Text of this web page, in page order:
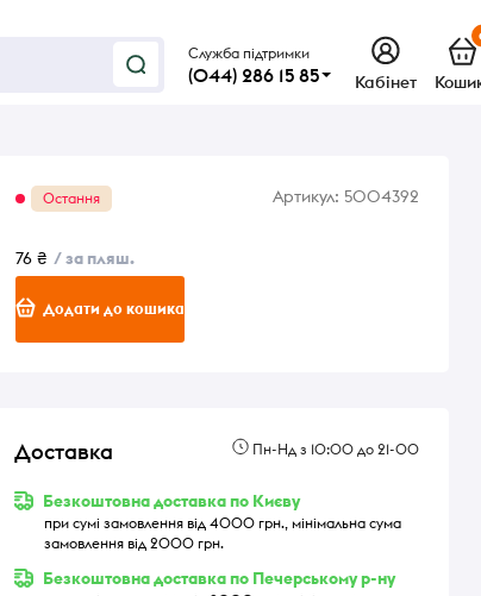
Служба підтримки
(044) 286 15 85 Кабінет
Остання Артикул: 5004392
76 ₴ / за пляш.
Додати до кошика
Доставка Пн-Нд з 10:00 до 21-00
Безкоштовна доставка по Києву
при сумі замовлення від 4000 грн., мінімальна сума
замовлення від 2000 грн.
Безкоштовна доставка по Печерському р-ну